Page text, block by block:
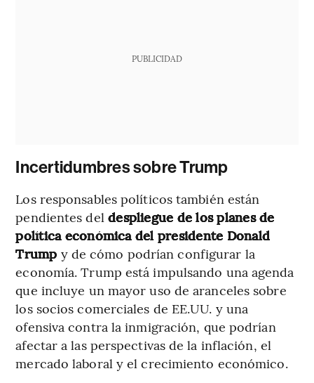
PUBLICIDAD
Incertidumbres sobre Trump
Los responsables políticos también están
pendientes deldespliegue de los planes de
política económica del presidente Donald
Trump y de cómo podrían configurar la
economía. Trump está impulsando una agenda
que incluye un mayor uso de aranceles sobre
los socios comerciales de EE.UU. y una
ofensiva contra la inmigración, que podrían
afectar a las perspectivas de la inflación, el
mercado laboral y el crecimiento económico.